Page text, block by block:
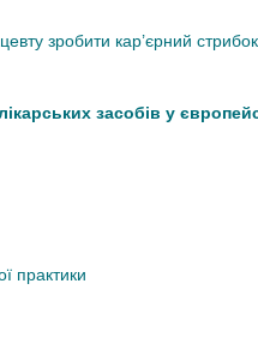
зробити кар’єрний стрибок
засобів у
практики